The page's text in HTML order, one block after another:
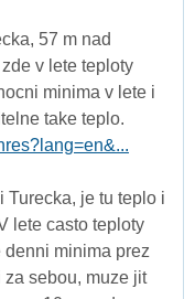
57 m nad
v lete teploty
minima v lete i
take teplo.
je tu teplo i
lete casto teploty
denni minima prez
za sebou, muze jit